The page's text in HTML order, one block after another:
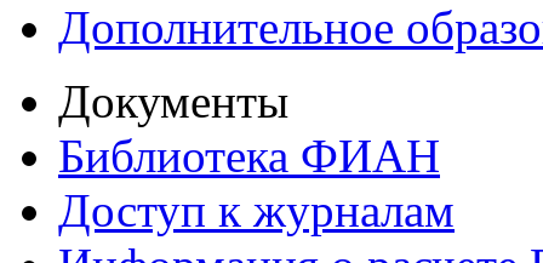
Дополнительное
Документы
Библиотека ФИАН
Доступ к журналам